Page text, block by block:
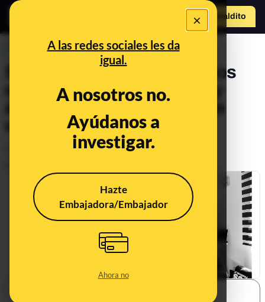
×
A las redes sociales les da
igual.
A nosotros no.
Ayúdanos a
investigar.
Hazte
Embajadora/Embajador
Ahora no
Hazte Maldito
PREBUNKING
Siete ejemplos de algoritmos
que utilizas en tu día a día (y
algún otro que puede que te
utilice a ti)